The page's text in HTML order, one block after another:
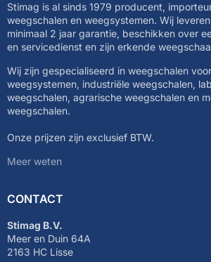
Stimag is al sinds 1979 producent,
weegschalen en weegsystemen. Wij
minimaal 2 jaar garantie, beschikken over
en servicedienst en zijn erkende
Wij zijn gespecialiseerd in weegschalen
weegsystemen, industriële weegschalen,
weegschalen, agrarische weegschalen en
weegschalen.
Onze prijzen zijn exclusief BTW.
Meer weten
CONTACT
Stimag B.V.
Meer en Duin 64A
2163 HC Lisse